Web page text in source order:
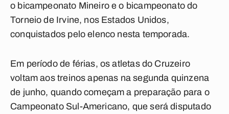
o bicampeonato Mineiro e o bicampeonato do
Torneio de Irvine, nos Estados Unidos,
conquistados pelo elenco nesta temporada.
Em período de férias, os atletas do Cruzeiro
voltam aos treinos apenas na segunda quinzena
de junho, quando começam a preparação para o
Campeonato Sul-Americano, que será disputado